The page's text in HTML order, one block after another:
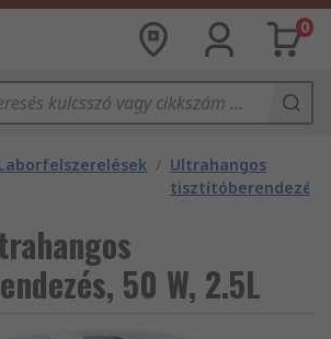
0
/ Ultrahangos
50 W, 2.5L